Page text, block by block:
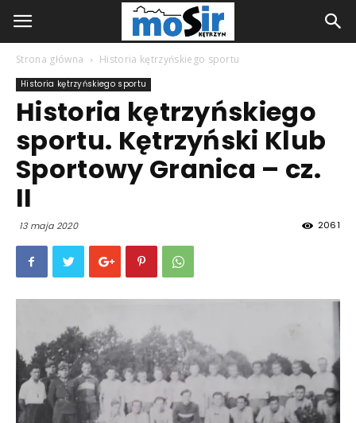
Strona główna Historia kętrzyńskiego sportu
Historia kętrzyńskiego sportu
Historia kętrzyńskiego
sportu. Kętrzyński Klub
Sportowy Granica – cz.
II
13 maja 2020 2061